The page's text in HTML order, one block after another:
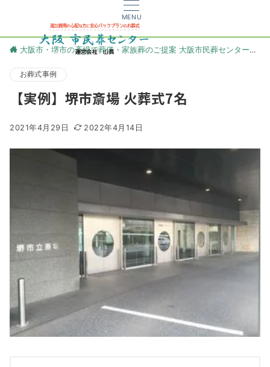
MENU
大阪市・堺市の斎場で葬儀・家族葬のご提案 大阪市民葬センター
お葬式事例
【実例】堺市斎場 火葬式7名
2021年4月29日 2022年4月14日